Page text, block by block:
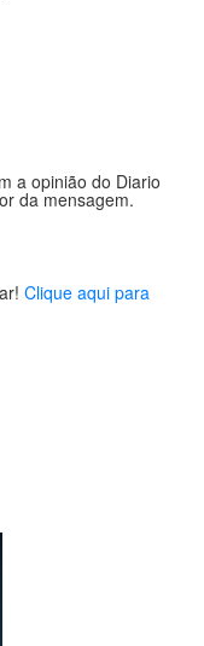
a opinião do Diario
da mensagem.
Clique aqui para